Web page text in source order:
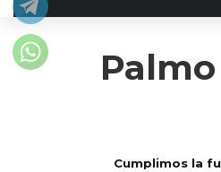
Cumplimos la